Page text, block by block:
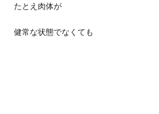
たとえ肉体が
健常な状態でなくても